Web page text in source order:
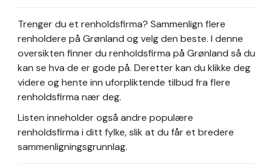
Trenger du et renholdsfirma? Sammenlign flere
renholdere på Grønland og velg den beste. I denne
oversikten finner du renholdsfirma på Grønland så du
kan se hva de er gode på. Deretter kan du klikke deg
videre og hente inn uforpliktende tilbud fra flere
renholdsfirma nær deg.
Listen inneholder også andre populære
renholdsfirma i ditt fylke, slik at du får et bredere
sammenligningsgrunnlag.